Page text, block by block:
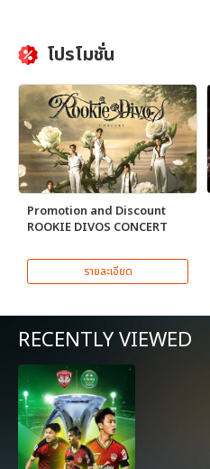
โปรโมชั่น
Promotion and Discount
ROOKIE DIVOS CONCERT
รายละเอียด
RECENTLY VIEWED